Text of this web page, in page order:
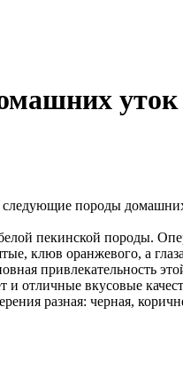
уток
породы
пекинской породы.
клюв оранжевого, а
привлекательность
отличные вкусовые
разная: черная,